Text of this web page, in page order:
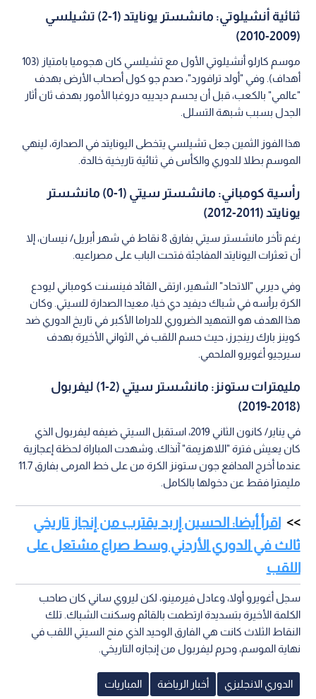
ثنائية أنشيلوتي: مانشستر يونايتد (1-2) تشيلسي
(2009-2010)
موسم كارلو أنشيلوتي الأول مع تشيلسي كان هجوميا بامتياز (103
أهداف). وفي "أولد ترافورد"، صدم جو كول أصحاب الأرض بهدف
"عالمي" بالكعب، قبل أن يحسم ديدييه دروغبا الأمور بهدف ثان أثار
الجدل بسبب شبهة التسلل.
هذا الفوز الثمين جعل تشيلسي يتخطى اليونايتد في الصدارة، لينهي
الموسم بطلا للدوري والكأس في ثنائية تاريخية خالدة.
رأسية كومباني: مانشستر سيتي (1-0) مانشستر
يونايتد (2011-2012)
رغم تأخر مانشستر سيتي بفارق 8 نقاط في شهر أبريل/ نيسان، إلا
أن تعثرات اليونايتد المفاجئة فتحت الباب على مصراعيه.
وفي ديربي "الاتحاد" الشهير، ارتقى القائد فينسنت كومباني ليودع
الكرة برأسه في شباك ديفيد دي خيا، معيدا الصدارة للسيتي. وكان
هذا الهدف هو التمهيد الضروري للدراما الأكبر في تاريخ الدوري ضد
كوينز بارك رينجرز، حيث حسم اللقب في الثواني الأخيرة بهدف
سيرجيو أغويرو الملحمي.
مليمترات ستونز: مانشستر سيتي (2-1) ليفربول
(2018-2019)
في يناير/ كانون الثاني 2019، استقبل السيتي ضيفه ليفربول الذي
كان يعيش فترة "اللاهزيمة" آنذاك. وشهدت المباراة لحظة إعجازية
عندما أخرج المدافع جون ستونز الكرة من على خط المرمى بفارق 11.7
مليمترا فقط عن دخولها بالكامل.
اقرأ أيضا: الحسين إربد يقترب من إنجاز تاريخي
ثالث في الدوري الأردني وسط صراع مشتعل على
اللقب
سجل أغويرو أولا، وعادل فيرمينو، لكن ليروي ساني كان صاحب
الكلمة الأخيرة بتسديدة ارتطمت بالقائم وسكنت الشباك. تلك
النقاط الثلاث كانت هي الفارق الوحيد الذي منح السيتي اللقب في
نهاية الموسم، وحرم ليفربول من إنجازه التاريخي.
الدوري الانجليزي أخبار الرياضة المباريات